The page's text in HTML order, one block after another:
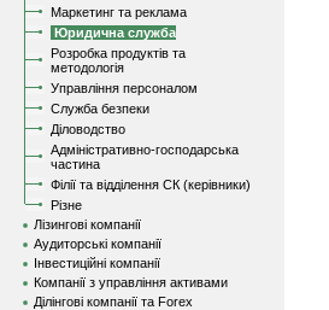
Маркетинг та реклама
Юридична служба
Розробка продуктів та
методологія
Управління персоналом
Служба безпеки
Діловодство
Адміністративно-господарська
частина
Філії та відділення СК (керівники)
Різне
Лізингові компанії
Аудиторські компанії
Інвестиційні компанії
Компанії з управління активами
Ділінгові компанії та Forex